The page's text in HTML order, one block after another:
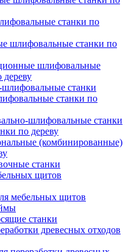
станки по
шлифовальные станки по
шлифовальные
дереву
станки
станки по
шлифовальные станки
по дереву
(комбинированные)
станки
щитов
мебельных щитов
станки
древесных отходов